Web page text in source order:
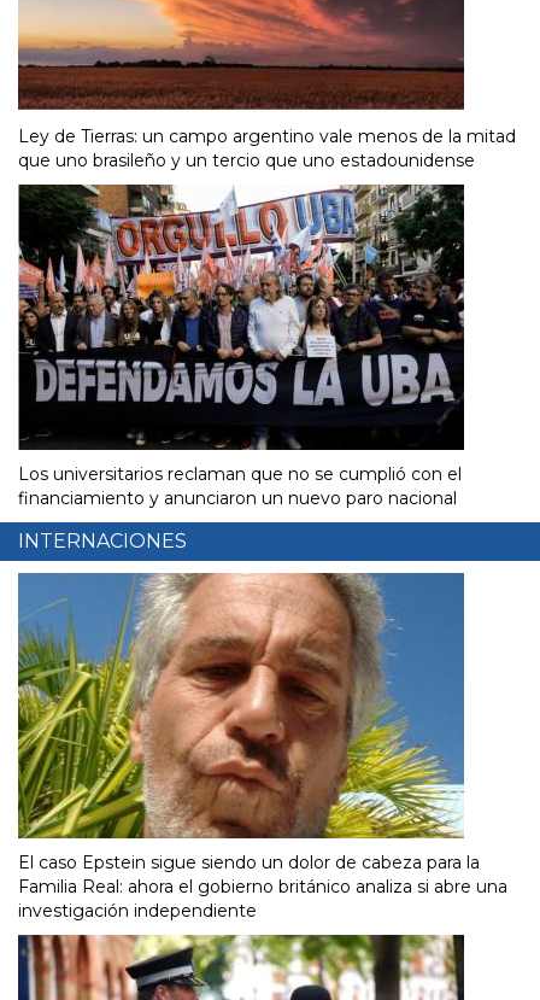
Ley de Tierras: un campo argentino vale menos de la mitad
que uno brasileño y un tercio que uno estadounidense
Los universitarios reclaman que no se cumplió con el
financiamiento y anunciaron un nuevo paro nacional
INTERNACIONES
El caso Epstein sigue siendo un dolor de cabeza para la
Familia Real: ahora el gobierno británico analiza si abre una
investigación independiente